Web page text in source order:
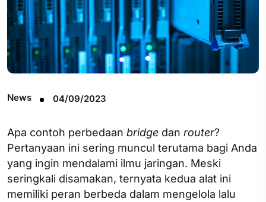
News 04/09/2023
Apa contoh perbedaan bridge dan router?
Pertanyaan ini sering muncul terutama bagi Anda
yang ingin mendalami ilmu jaringan. Meski
seringkali disamakan, ternyata kedua alat ini
memiliki peran berbeda dalam mengelola lalu